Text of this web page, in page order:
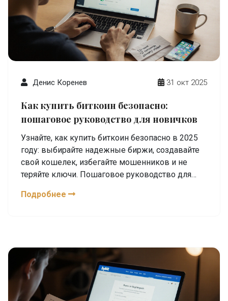
Денис Коренев 31 окт 2025
Как купить биткоин безопасно:
пошаговое руководство для новичков
Узнайте, как купить биткоин безопасно в 2025
году: выбирайте надежные биржи, создавайте
свой кошелек, избегайте мошенников и не
теряйте ключи. Пошаговое руководство для
Подробнее